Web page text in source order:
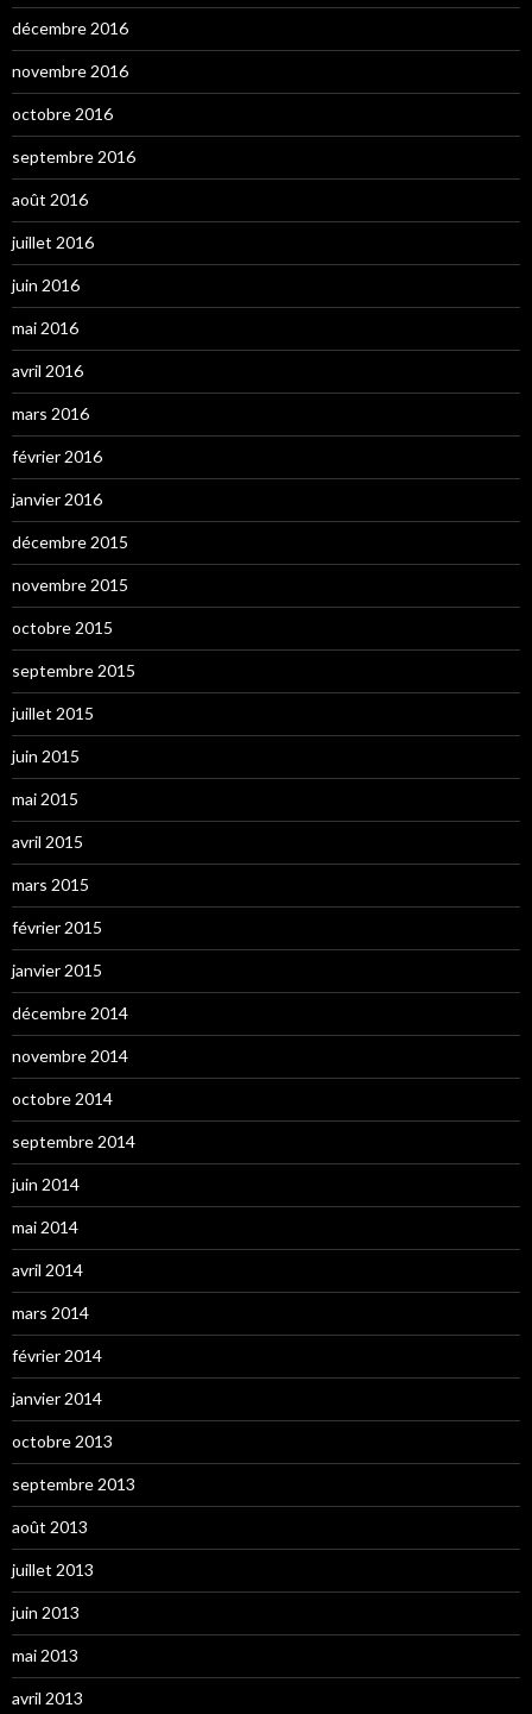
décembre 2016
novembre 2016
octobre 2016
septembre 2016
août 2016
juillet 2016
juin 2016
mai 2016
avril 2016
mars 2016
février 2016
janvier 2016
décembre 2015
novembre 2015
octobre 2015
septembre 2015
juillet 2015
juin 2015
mai 2015
avril 2015
mars 2015
février 2015
janvier 2015
décembre 2014
novembre 2014
octobre 2014
septembre 2014
juin 2014
mai 2014
avril 2014
mars 2014
février 2014
janvier 2014
octobre 2013
septembre 2013
août 2013
juillet 2013
juin 2013
mai 2013
avril 2013